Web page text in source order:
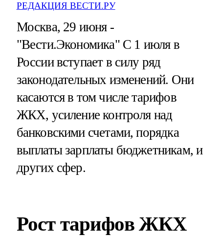
РЕДАКЦИЯ ВЕСТИ.РУ
Москва, 29 июня -
"Вести.Экономика" С 1 июля в
России вступает в силу ряд
законодательных изменений. Они
касаются в том числе тарифов
ЖКХ, усиление контроля над
банковскими счетами, порядка
выплаты зарплаты бюджетникам, и
других сфер.
Рост тарифов ЖКХ